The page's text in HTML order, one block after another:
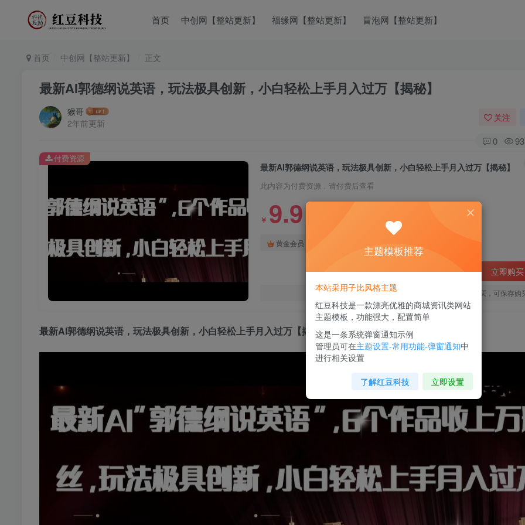
首页 中创网【整站更新】 福缘网【整站更新】 冒泡网【整站更新】
首页 中创网【整站更新】 正文
最新AI郭德纲说英语，玩法极具创新，小白轻松上手月入过万【揭秘】
猴哥
2年前更新
关注
0 93
最新AI郭德纲说英语，玩法极具创新，小白轻松上手月入过万【揭秘】
此内容为付费资源，请付费后查看
￥ 9.9
黄金会员
立即购买
您当前未登录！建议登陆后购买，可保存购
付费资源
最新AI郭德纲说英语 ，玩法极具创新，小白轻松上手月入过万【揭秘】
主题模板推荐
本站采用子比风格主题
红豆科技是一款漂亮优雅的商城资讯类网站
主题模板，功能强大，配置简单
这是一条系统弹窗通知示例
管理员可在主题设置-常用功能-弹窗通知中
进行相关设置
了解红豆科技 立即设置